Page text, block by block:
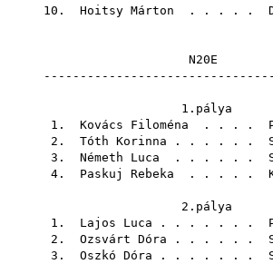
10. Hoitsy Márton . . . . .
1. Kovács Filoména . . . .
2. Tóth Korinna . . . . . .
3. Németh Luca . . . . . .
4. Paskuj Rebeka . . . . .
1. Lajos Luca . . . . . . .
2. Ozsvárt Dóra . . . . . .
3. Oszkó Dóra . . . . . . .